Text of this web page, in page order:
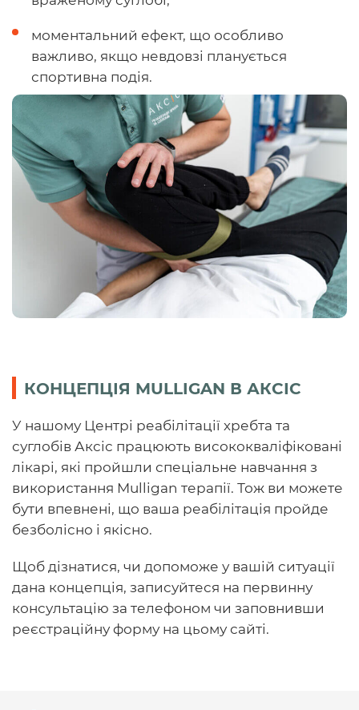
моментальний ефект, що особливо
важливо, якщо невдовзі планується
спортивна подія.
КОНЦЕПЦІЯ MULLIGAN В АКСІС
У нашому Центрі реабілітації хребта та
суглобів Аксіс працюють висококваліфіковані
лікарі, які пройшли спеціальне навчання з
використання Mulligan терапії. Тож ви можете
бути впевнені, що ваша реабілітація пройде
безболісно і якісно.
Щоб дізнатися, чи допоможе у вашій ситуації
дана концепція, записуйтеся на первинну
консультацію за телефоном чи заповнивши
реєстраційну форму на цьому сайті.